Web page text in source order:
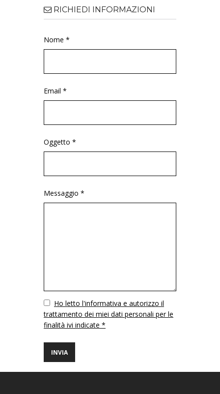
RICHIEDI INFORMAZIONI
Nome *
Email *
Oggetto *
Messaggio *
VuotoHo letto l'informativa e autorizzo il
trattamento dei miei dati personali per le
finalità ivi indicate *